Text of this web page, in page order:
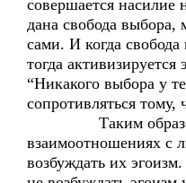
совершается насилие
дана свобода
сами. И когда
тогда
“Никакого выбора у
сопротивляться тому,
Таким
взаимоотношениях с
возбуждать их